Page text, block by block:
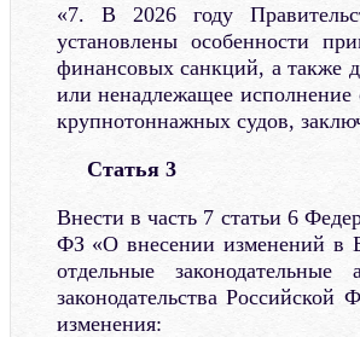
«7. В 2026 году
установлены особенности
финансовых санкций, а также
или ненадлежащее исполнение
крупнотоннажных судов,
Статья 3
Внести в часть 7 статьи 6
ФЗ «О внесении изменений в
отдельные
законодательства
изменения: